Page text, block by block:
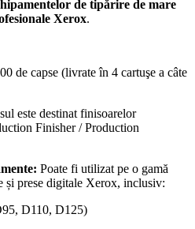
de tipărire de mare
Xerox.
de capse (livrate în 4 cartuşe a câte
este destinat finisoarelor
Finisher / Production
Poate fi utilizat pe o gamă
și prese digitale Xerox, inclusiv:
D110, D125)